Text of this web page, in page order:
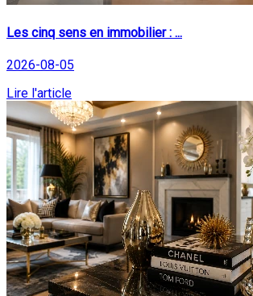
Les cinq sens en immobilier : ...
2026-08-05
Lire l'article